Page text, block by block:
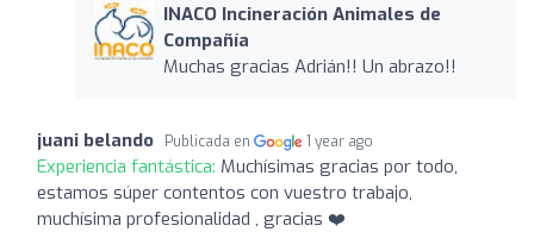
INACO Incineración Animales de
Compañía
Muchas gracias Adrián!! Un abrazo!!
juani belando Publicada en 1 year ago
Experiencia fantástica: Muchísimas gracias por todo,
estamos súper contentos con vuestro trabajo,
muchísima profesionalidad , gracias ❤️